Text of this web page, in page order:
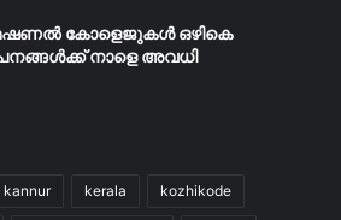
കോളെജുകൾ ഒഴികെ
നാളെ അവധി
kannur kerala kozhikode